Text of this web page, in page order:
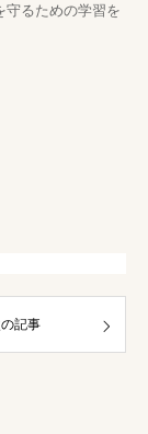
守るための学習を
記事